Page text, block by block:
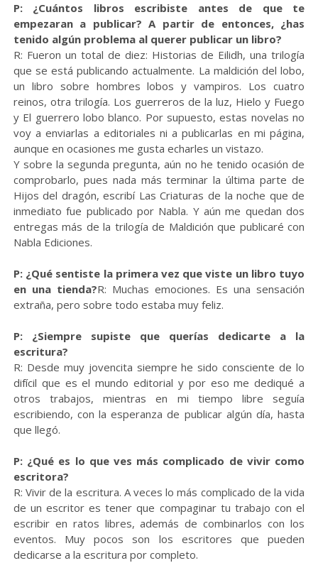
P: ¿Cuántos libros escribiste antes de que te
empezaran a publicar? A partir de entonces, ¿has
tenido algún problema al querer publicar un libro?
R: Fueron un total de diez: Historias de Eilidh, una trilogía
que se está publicando actualmente. La maldición del lobo,
un libro sobre hombres lobos y vampiros. Los cuatro
reinos, otra trilogía. Los guerreros de la luz, Hielo y Fuego
y El guerrero lobo blanco. Por supuesto, estas novelas no
voy a enviarlas a editoriales ni a publicarlas en mi página,
aunque en ocasiones me gusta echarles un vistazo.
Y sobre la segunda pregunta, aún no he tenido ocasión de
comprobarlo, pues nada más terminar la última parte de
Hijos del dragón, escribí Las Criaturas de la noche que de
inmediato fue publicado por Nabla. Y aún me quedan dos
entregas más de la trilogía de Maldición que publicaré con
Nabla Ediciones.
P: ¿Qué sentiste la primera vez que viste un libro tuyo
en una tienda?R: Muchas emociones. Es una sensación
extraña, pero sobre todo estaba muy feliz.
P: ¿Siempre supiste que querías dedicarte a la
escritura?
R: Desde muy jovencita siempre he sido consciente de lo
difícil que es el mundo editorial y por eso me dediqué a
otros trabajos, mientras en mi tiempo libre seguía
escribiendo, con la esperanza de publicar algún día, hasta
que llegó.
P: ¿Qué es lo que ves más complicado de vivir como
escritora?
R: Vivir de la escritura. A veces lo más complicado de la vida
de un escritor es tener que compaginar tu trabajo con el
escribir en ratos libres, además de combinarlos con los
eventos. Muy pocos son los escritores que pueden
dedicarse a la escritura por completo.